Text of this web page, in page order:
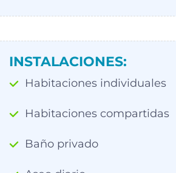
INSTALACIONES:
Habitaciones individuales
Habitaciones compartidas
Baño privado